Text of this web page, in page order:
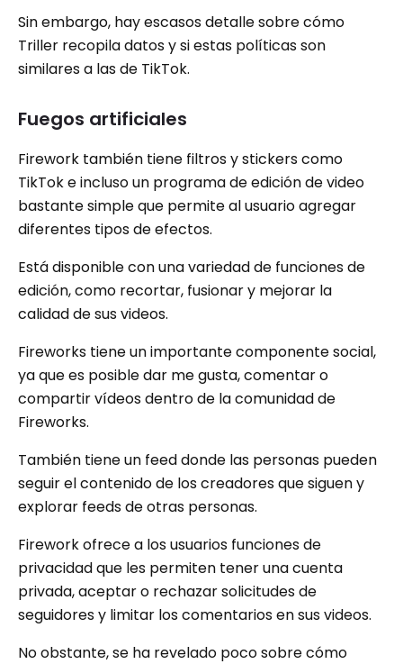
Sin embargo, hay escasos detalle sobre cómo
Triller recopila datos y si estas políticas son
similares a las de TikTok.
Fuegos artificiales
Firework también tiene filtros y stickers como
TikTok e incluso un programa de edición de video
bastante simple que permite al usuario agregar
diferentes tipos de efectos.
Está disponible con una variedad de funciones de
edición, como recortar, fusionar y mejorar la
calidad de sus videos.
Fireworks tiene un importante componente social,
ya que es posible dar me gusta, comentar o
compartir vídeos dentro de la comunidad de
Fireworks.
También tiene un feed donde las personas pueden
seguir el contenido de los creadores que siguen y
explorar feeds de otras personas.
Firework ofrece a los usuarios funciones de
privacidad que les permiten tener una cuenta
privada, aceptar o rechazar solicitudes de
seguidores y limitar los comentarios en sus videos.
No obstante, se ha revelado poco sobre cómo